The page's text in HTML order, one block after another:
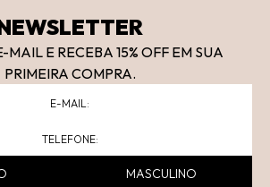
MAIL E RECEBA 15% OFF EM SUA
PRIMEIRA COMPRA.
MASCULINO